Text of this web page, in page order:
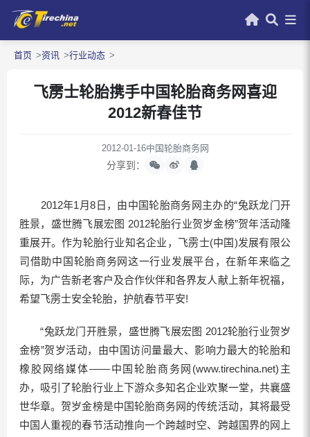
首页 资讯 行业动态
飞雳士轮胎携手中国轮胎商务网喜迎
2012新春佳节
2012-01-16中国轮胎商务网
分享到：
2012年1月8日，由中国轮胎商务网主办的“兔跃龙门开
胜景，盛世腾飞展宏图 2012轮胎行业贺岁金榜”贺年活动隆
重展开。作为轮胎行业知名企业，飞雳士(中国)发展有限公
司借助中国轮胎商务网这一行业发展平台，在新年来临之
际，为广告新老客户及合作伙伴和各界友人献上新年祝福，
希望飞雳士安全轮胎，护航春节平安!
“兔跃龙门开胜景，盛世腾飞展宏图 2012轮胎行业贺岁
金榜”贺岁活动，由中国访问量最大、影响力最大的轮胎和
橡胶网络媒体——中国轮胎商务网(www.tirechina.net)主
办，吸引了轮胎行业上下游众多知名企业欢聚一堂，共襄盛
世华章。贺岁金榜是中国轮胎商务网的传统活动，其将最受
中国人重视的春节活动推向一个跨越时空、跨越国界的网上